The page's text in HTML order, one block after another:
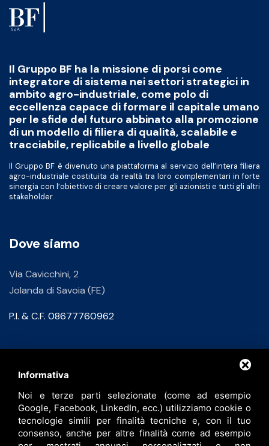
Il Gruppo BF ha la missione di porsi come
integratore di sistema nei settori strategici in
ambito agro-industriale, come polo di
eccellenza capace di formare il capitale umano
per le sfide del futuro abbinato alla promozione
di un modello di filiera di qualità, scalabile e
tracciabile, replicabile a livello globale
Il Gruppo BF è divenuto una piattaforma al servizio dell’intera filiera
agro-industriale costituita da realtà tra loro complementari in forte
sinergia con l’obiettivo di creare valore per gli azionisti e tutti gli altri
stakeholder.
Dove siamo
Via Cavicchini, 2
Jolanda di Savoia (FE)
P.I. & C.F. 08677760962
info@bfspa.it
+39 0532 836102
Informativa
Noi e terze parti selezionate (come ad esempio
Google, Facebook, LinkedIn, ecc.) utilizziamo cookie o
tecnologie simili per finalità tecniche e, con il tuo
consenso, anche per altre finalità come ad esempio